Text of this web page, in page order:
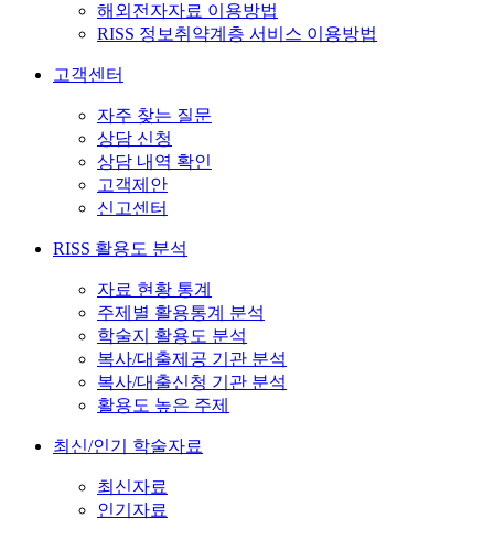
해외전자자료 이용방법
RISS 정보취약계층 서비스 이용방법
고객센터
자주 찾는 질문
상담 신청
상담 내역 확인
고객제안
신고센터
RISS 활용도 분석
자료 현황 통계
주제별 활용통계 분석
학술지 활용도 분석
복사/대출제공 기관 분석
복사/대출신청 기관 분석
활용도 높은 주제
최신/인기 학술자료
최신자료
인기자료